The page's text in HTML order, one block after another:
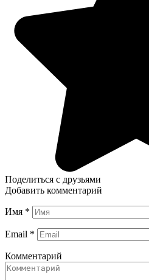
Поделиться с друзьями
Добавить комментарий
Имя *
Email *
Комментарий